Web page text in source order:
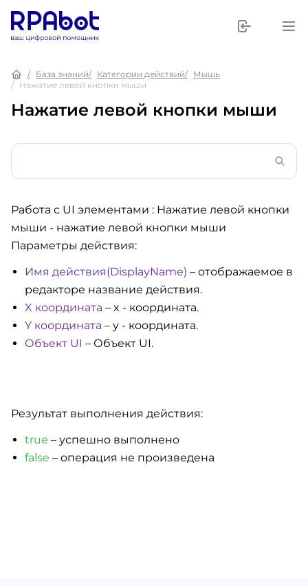
База знаний Категории действий
Мышь
Нажатие левой кнопки мыши
Нажатие левой кнопки мыши
Работа с UI элементами : Нажатие левой кнопки
мыши - нажатие левой кнопки мыши
Параметры действия:
Имя действия(DisplayName) – отображаемое в
редакторе название действия.
X координата – x - координата.
Y координата – y - координата.
Объект UI – Объект UI.
Результат выполнения действия:
true – успешно выполнено
false – операция не произведена